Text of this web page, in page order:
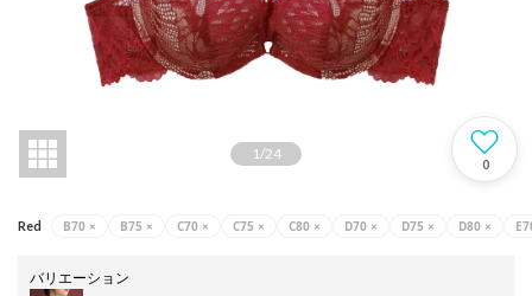
1 /24
0
Red B70 × B75 × C70 × C75 × C80 × D70 × D75 × D80 ×
バリエーション